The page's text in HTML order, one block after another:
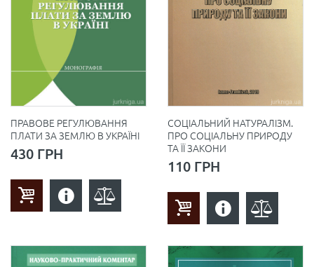
ПРАВОВЕ РЕГУЛЮВАННЯ
ПЛАТИ ЗА ЗЕМЛЮ В УКРАЇНІ
430 ГРН
СОЦІАЛЬНИЙ НАТУРАЛІЗМ.
ПРО СОЦІАЛЬНУ ПРИРОДУ
ТА ЇЇ ЗАКОНИ
110 ГРН